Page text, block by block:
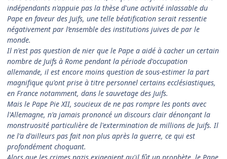
indépendants n'appuie pas la thèse d'une activité inlassable du
Pape en faveur des Juifs, une telle béatification serait ressentie
négativement par l’ensemble des institutions juives de par le
monde.
Il n'est pas question de nier que le Pape a aidé à cacher un certain
nombre de Juifs à Rome pendant la période d'occupation
allemande, il est encore moins question de sous-estimer la part
magnifique qu'ont prise à titre personnel certains ecclésiastiques,
en France notamment, dans le sauvetage des Juifs.
Mais le Pape Pie XII, soucieux de ne pas rompre les ponts avec
l'Allemagne, n'a jamais prononcé un discours clair dénonçant la
monstruosité particulière de l'extermination de millions de Juifs. Il
ne l'a d'ailleurs pas fait non plus après la guerre, ce qui est
profondément choquant.